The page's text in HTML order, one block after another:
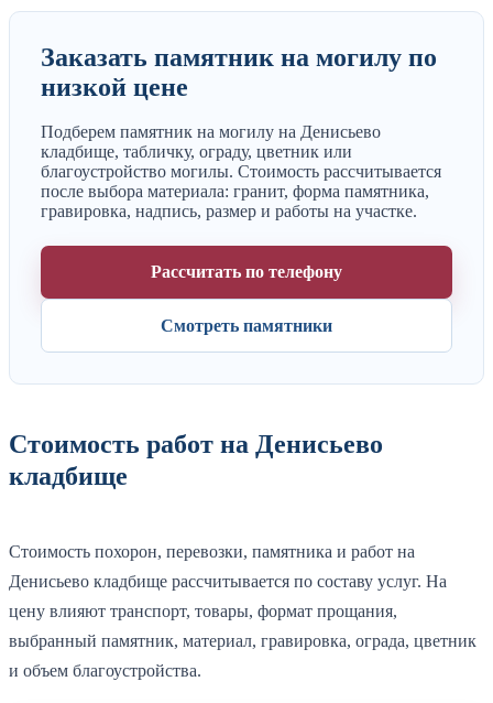
Заказать памятник на могилу по
низкой цене
Подберем памятник на могилу на Денисьево
кладбище, табличку, ограду, цветник или
благоустройство могилы. Стоимость рассчитывается
после выбора материала: гранит, форма памятника,
гравировка, надпись, размер и работы на участке.
Рассчитать по телефону
Смотреть памятники
Стоимость работ на Денисьево
кладбище
Стоимость похорон, перевозки, памятника и работ на
Денисьево кладбище рассчитывается по составу услуг. На
цену влияют транспорт, товары, формат прощания,
выбранный памятник, материал, гравировка, ограда, цветник
и объем благоустройства.